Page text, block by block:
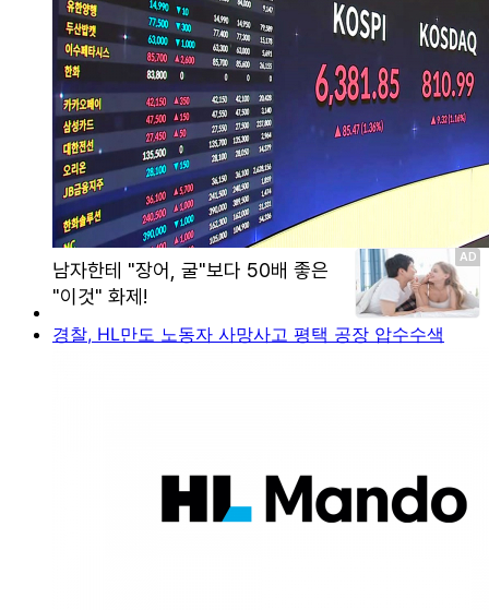
경찰, HL만도 노동자 사망사고 평택 공장 압수수색